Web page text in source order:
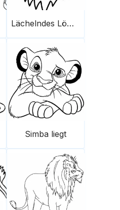
Lächelndes Löwengesicht
Simba liegt